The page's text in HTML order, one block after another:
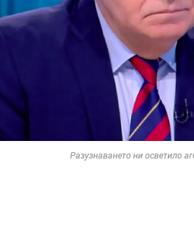
Разузнаването ни осветило